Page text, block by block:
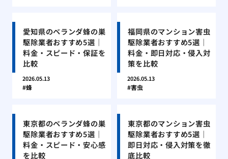
愛知県のベランダ蜂の巣
駆除業者おすすめ5選｜
料金・スピード・保証を
比較
2026.05.13
蜂
福岡県のマンション害虫
駆除業者おすすめ5選｜
料金・即日対応・侵入対
策を比較
2026.05.13
害虫
東京都のベランダ蜂の巣
駆除業者おすすめ5選｜
料金・スピード・安心感
を比較
東京都のマンション害虫
駆除業者おすすめ5選｜
即日対応・侵入対策を徹
底比較